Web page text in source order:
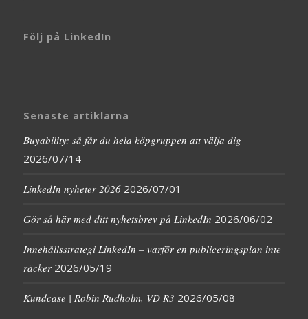
Följ på LinkedIn
Senaste artiklarna
Buyability: så får du hela köpgruppen att välja dig
2026/07/14
LinkedIn nyheter 2026 2026/07/01
Gör så här med ditt nyhetsbrev på LinkedIn 2026/06/02
Innehållsstrategi LinkedIn – varför en publiceringsplan inte
räcker 2026/05/19
Kundcase | Robin Rudholm, VD R3 2026/05/08